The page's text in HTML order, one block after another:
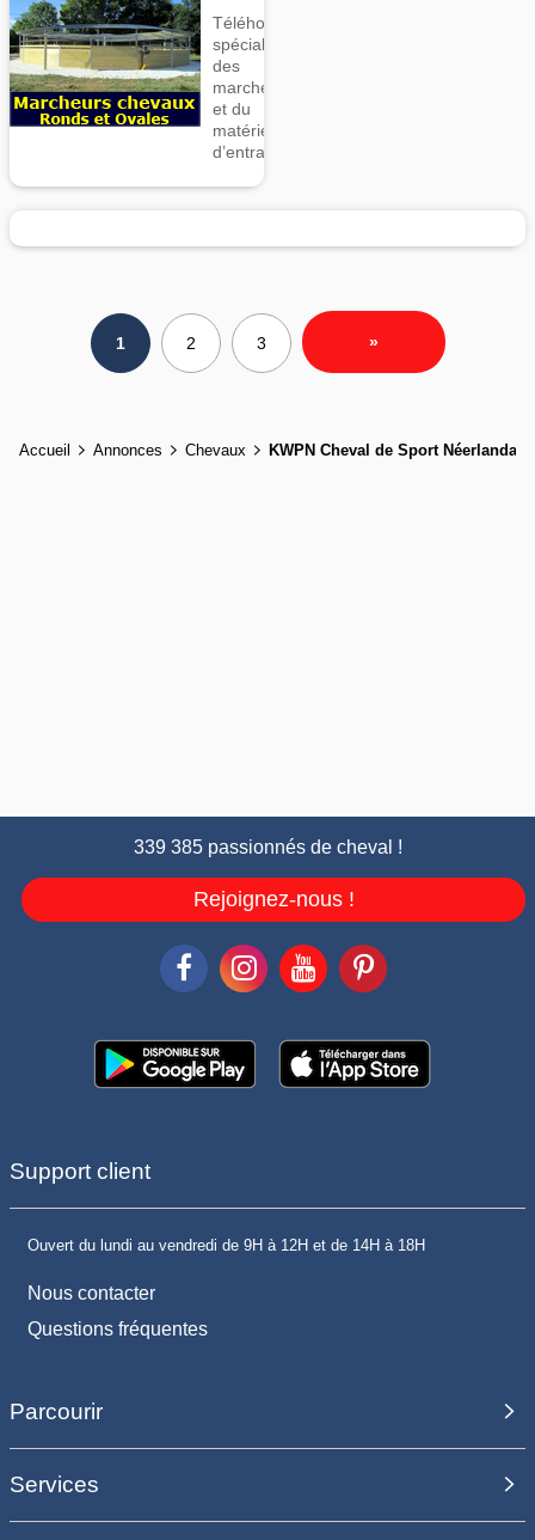
Téléhorse,
spécialiste
des
marcheurs
et du
matériel
d’entrainement
1 2 3 »
Accueil Annonces Chevaux KWPN Cheval de Sport Néerlandais
339 385 passionnés de cheval !
Rejoignez-nous !
Support client
Ouvert du lundi au vendredi de 9H à 12H et de 14H à 18H
Nous contacter
Questions fréquentes
Parcourir
Services